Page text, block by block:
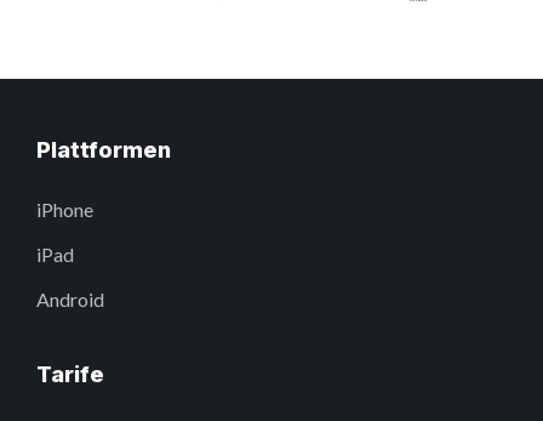
Plattformen
iPhone
iPad
Android
Tarife